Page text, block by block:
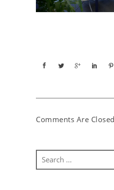
Comments Are